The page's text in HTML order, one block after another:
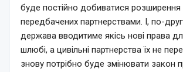
буде постійно добиватися розширення
передбачених партнерствами. І, по-
держава вводитиме якісь нові права
шлюбі, а цивільні партнерства їх не
знову потрібно буде змінювати закон